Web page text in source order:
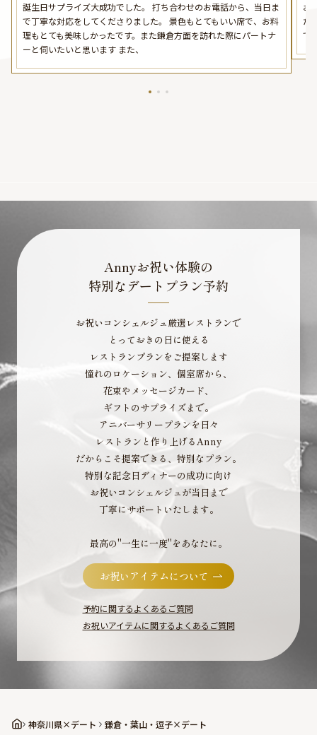
誕生日サプライズ大成功でした。 打ち合わせのお電話から、当日ま
で丁寧な対応をしてくださりました。 景色もとてもいい席で、お料
理もとても美味しかったです。また鎌倉方面を訪れた際にパートナ
ーと伺いたいと思います また、
お
た
で
Annyお祝い体験の
特別なデートプラン予約
お祝いコンシェルジュ厳選レストランで
とっておきの日に使える
レストランプランをご提案します
憧れのロケーション、個室席から、
花束やメッセージカード、
ギフトのサプライズまで。
アニバーサリープランを日々
レストランと作り上げるAnny
だからこそ提案できる、特別なプラン。
特別な記念日ディナーの成功に向け
お祝いコンシェルジュが当日まで
丁寧にサポートいたします。
最高の"一生に一度"をあなたに。
お祝いアイテムについて
予約に関するよくあるご質問
お祝いアイテムに関するよくあるご質問
神奈川県×デート 鎌倉・葉山・逗子×デート